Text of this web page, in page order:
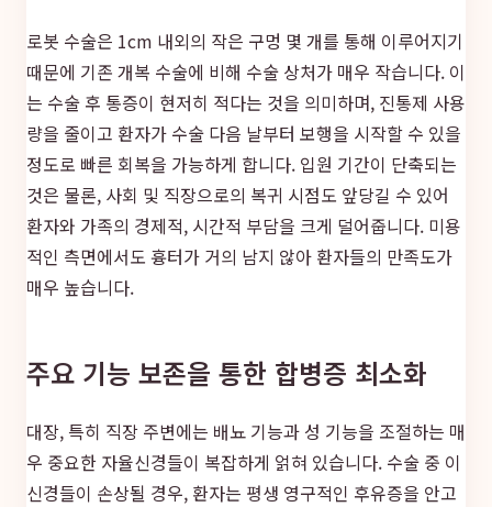
로봇 수술은 1cm 내외의 작은 구멍 몇 개를 통해 이루어지기
때문에 기존 개복 수술에 비해 수술 상처가 매우 작습니다. 이
는 수술 후 통증이 현저히 적다는 것을 의미하며, 진통제 사용
량을 줄이고 환자가 수술 다음 날부터 보행을 시작할 수 있을
정도로 빠른 회복을 가능하게 합니다. 입원 기간이 단축되는
것은 물론, 사회 및 직장으로의 복귀 시점도 앞당길 수 있어
환자와 가족의 경제적, 시간적 부담을 크게 덜어줍니다. 미용
적인 측면에서도 흉터가 거의 남지 않아 환자들의 만족도가
매우 높습니다.
주요 기능 보존을 통한 합병증 최소화
대장, 특히 직장 주변에는 배뇨 기능과 성 기능을 조절하는 매
우 중요한 자율신경들이 복잡하게 얽혀 있습니다. 수술 중 이
신경들이 손상될 경우, 환자는 평생 영구적인 후유증을 안고